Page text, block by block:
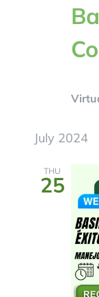
July 2024
THU
25